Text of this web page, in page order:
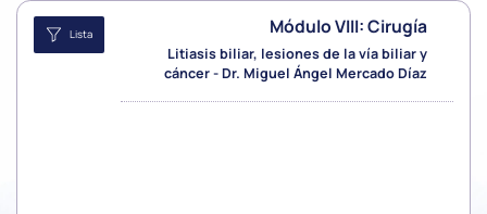
Lista Módulo VIII: Cirugía
Litiasis biliar, lesiones de la vía biliar y
cáncer - Dr. Miguel Ángel Mercado Díaz